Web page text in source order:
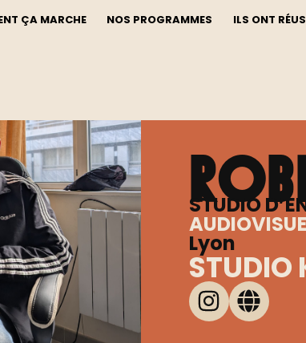
ÇA MARCHE NOS PROGRAMMES ILS ONT
STUDIO
Lyon
STUDIO